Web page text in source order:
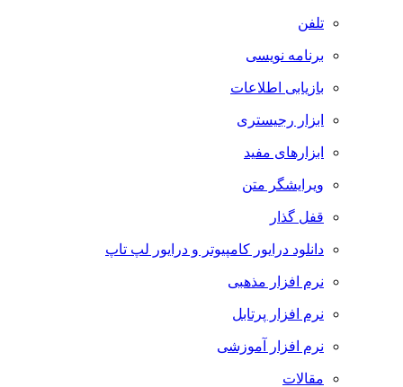
تلفن
برنامه نویسی
بازیابی اطلاعات
ابزار رجیستری
ابزارهای مفید
ویرایشگر متن
قفل گذار
دانلود درایور کامپیوتر و درایور لپ تاپ
نرم افزار مذهبی
نرم افزار پرتابل
نرم افزار آموزشی
مقالات